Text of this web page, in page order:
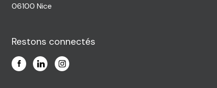
06100 Nice
Restons connectés